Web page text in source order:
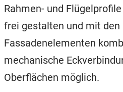
Rahmen- und
frei gestalten und mit den
Fassadenelementen
mechanische
Oberflächen möglich.